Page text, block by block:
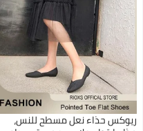
ريوكس حذاء نعل مسطح للنس،